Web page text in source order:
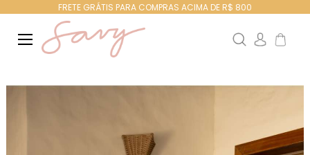
FRETE GRÁTIS PARA COMPRAS ACIMA DE R$ 800
Search
Meu